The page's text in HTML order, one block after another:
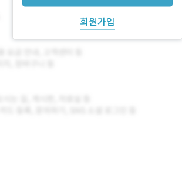
회원가입